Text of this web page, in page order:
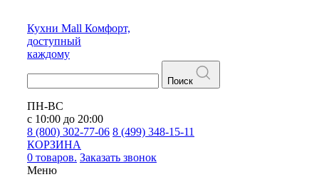
Кухни Mall Комфорт,
доступный
каждому
Поиск
ПН-ВС
с 10:00 до 20:00
8 (800) 302-77-06 8 (499) 348-15-11
КОРЗИНА
0 товаров. Заказать звонок
Меню